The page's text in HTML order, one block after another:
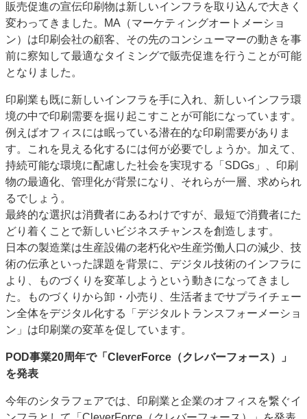
販売促進の宣伝印刷物は新しいインフラを取り込んで大きく
変わってきました。MA（マーケティングオートメーショ
ン）は印刷会社の顧客、その先のコンシューマーの動きを事
前に察知して最適なタイミングで販売促進を行うことが可能
となりました。
印刷業も既に新しいインフラを手に入れ、新しいインフラ環
境の中で印刷需要を掘り起こすことが可能になっています。
例えばオフィスには眠っている潜在的な印刷需要がありま
す。これを見える化するには何が必要でしょうか。加えて、
持続可能な環境に配慮した社会を実現する「SDGs」、印刷
物の最適化、管理化が背景になり、それらが一層、求められ
るでしょう。
最終的な選択は消費者にあるわけですが、最短で消費者にた
どり着くことで新しいビジネスチャンスを創造します。
日本の製造業は生産設備の老朽化や生産労働人口の減少、技
術の伝承といった課題を背景に、デジタル技術のインフラに
より、ものづくりを変革しようという動きになってきまし
た。ものづくりから卸・小売り、生活者までサプライチェー
ン全体をデジタル化する「デジタルトランスフォーメーショ
ン」は印刷業の変革を促しています。
POD事業20周年で「CleverForce（クレバーフォース）」
を発表
今年のシタラフェアでは、印刷業と企業のオフィスを繋ぐイ